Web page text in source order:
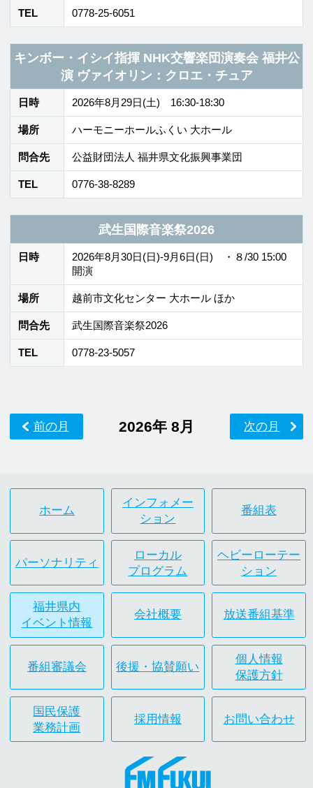
福井エフエム放送株式会社
〒910-8553 福井県福井市御幸1丁目1番地1号
0776-21-2100 FAX 0776-21-2101
©FUKUI FM BROADCASTING Co.Ltd. All rights reserved.